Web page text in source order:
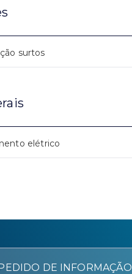
surtos
elétrico
DE INFORMAÇÃO